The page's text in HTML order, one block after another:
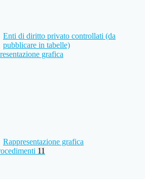
Enti di diritto privato controllati (da
pubblicare in tabelle)
grafica
Rappresentazione grafica
11